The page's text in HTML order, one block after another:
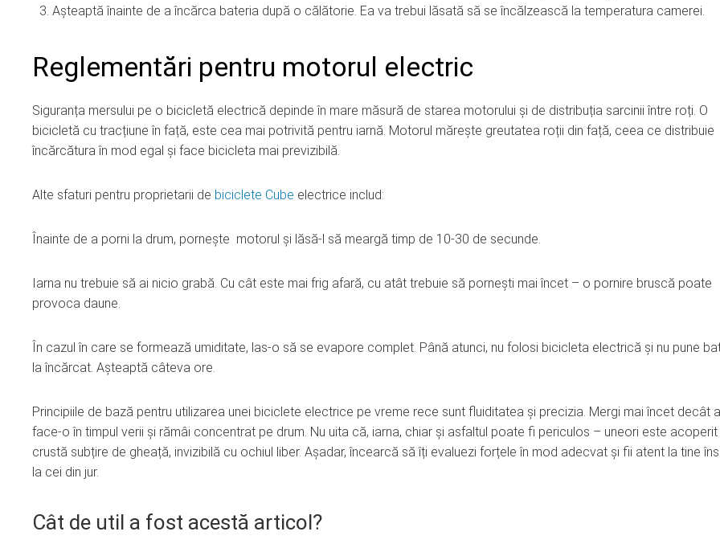
Așteaptă înainte de a încărca bateria după o călătorie. Ea va trebui lăsată să se încălzească la temperatura camerei.
Reglementări pentru motorul electric
Siguranța mersului pe o bicicletă electrică depinde în mare măsură de starea motorului și de distribuția sarcinii între roți. O
bicicletă cu tracțiune în față, este cea mai potrivită pentru iarnă. Motorul mărește greutatea roții din față, ceea ce distribuie
încărcătura în mod egal și face bicicleta mai previzibilă.
Alte sfaturi pentru proprietarii de biciclete Cube electrice includ:
Înainte de a porni la drum, pornește motorul și lăsă-l să meargă timp de 10-30 de secunde.
Iarna nu trebuie să ai nicio grabă. Cu cât este mai frig afară, cu atât trebuie să pornești mai încet – o pornire bruscă poate
provoca daune.
În cazul în care se formează umiditate, las-o să se evapore complet. Până atunci, nu folosi bicicleta electrică și nu pune
la încărcat. Așteaptă câteva ore.
Principiile de bază pentru utilizarea unei biciclete electrice pe vreme rece sunt fluiditatea și precizia. Mergi mai încet decât
face-o în timpul verii și rămâi concentrat pe drum. Nu uita că, iarna, chiar și asfaltul poate fi periculos – uneori este
crustă subțire de gheață, invizibilă cu ochiul liber. Așadar, încearcă să îți evaluezi forțele în mod adecvat și fii atent la tine
la cei din jur.
Cât de util a fost acestă articol?